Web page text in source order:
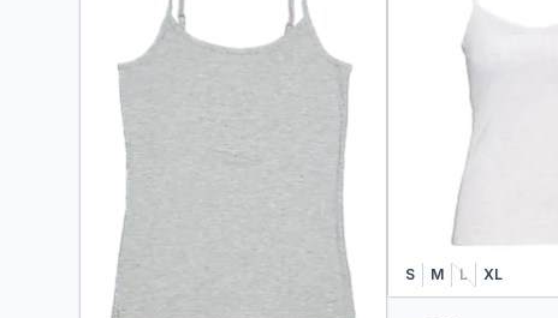
S M L XL